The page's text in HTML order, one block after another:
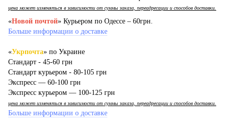
цена может изменяться в зависимости от суммы заказа, переадресации и способов доставки.
«Новой почтой» Курьером по Одессе – 60грн.
Больше информации о доставке
«Укрпочта» по Украине
Стандарт - 45-60 грн
Стандарт курьером - 80-105 грн
Экспресс — 60-100 грн
Экспресс курьером — 100-125 грн
цена может изменяться в зависимости от суммы заказа, переадресации и способов доставки.
Больше информации о доставке